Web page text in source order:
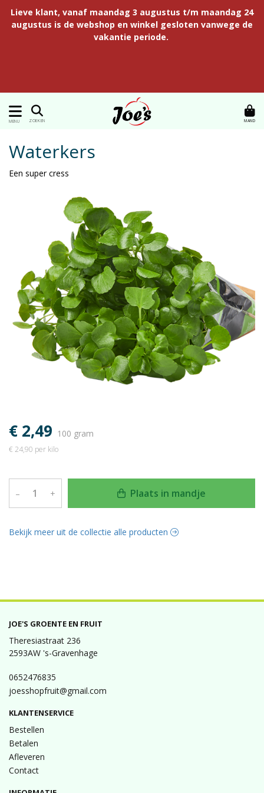
Lieve klant, vanaf maandag 3 augustus t/m maandag 24
augustus is de webshop en winkel gesloten vanwege de
vakantie periode.
MENU ZOEKEN MAND
Waterkers
Een super cress
€ 2,49 100 gram
€ 24,90 per kilo
– + Plaats in mandje
Bekijk meer uit de collectie alle producten
JOE'S GROENTE EN FRUIT
Theresiastraat 236
2593AW 's-Gravenhage
0652476835
joesshopfruit@gmail.com
KLANTENSERVICE
Bestellen
Betalen
Afleveren
Contact